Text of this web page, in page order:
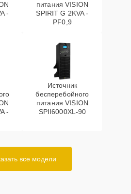
-
питания VISION
SPIRIT G 2KVA -
PF0,9
-
Источник
бесперебойного
питания VISION
SPII6000XL-90
все модели